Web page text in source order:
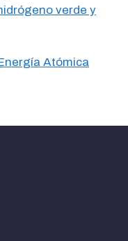
verde y
Atómica